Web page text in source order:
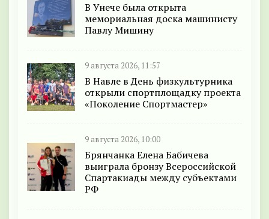
В Унече была открыта
мемориальная доска машинисту
Павлу Мишину
9 августа 2026, 11:57
В Навле в День физкультурника
открыли спортплощадку проекта
«Поколение Спортмастер»
9 августа 2026, 10:00
Брянчанка Елена Бабичева
выиграла бронзу Всероссийской
Спартакиады между субъектами
РФ